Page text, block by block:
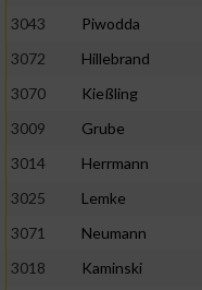
3043
Piwodda
3072
Hillebrand
3070
Kießling
3009
Grube
3014
Herrmann
3025
Lemke
3071
Neumann
3018
Kaminski